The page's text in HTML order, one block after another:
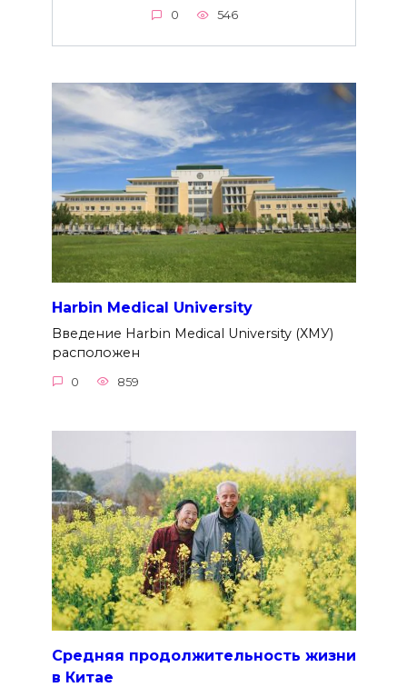
0 546
Harbin Medical University
Введение Harbin Medical University (ХМУ)
расположен
0 859
Средняя продолжительность жизни
в Китае